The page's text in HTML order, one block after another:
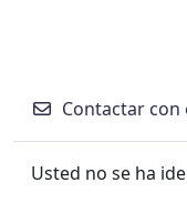
Contactar
Usted no se ha